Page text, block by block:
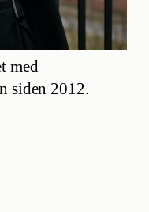
med
siden 2012.